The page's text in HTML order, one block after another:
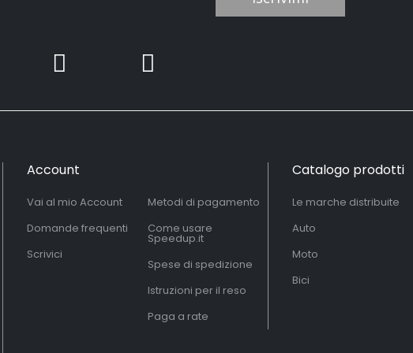
Account
Vai al mio Account
Domande frequenti
Scrivici
Metodi di pagamento
Come usare
Speedup.it
Spese di spedizione
Istruzioni per il reso
Paga a rate
Catalogo prodotti
Le marche distribuite
Auto
Moto
Bici